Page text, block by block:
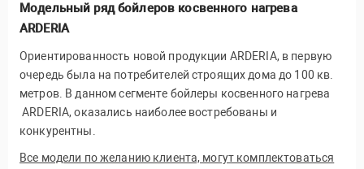
Модельный ряд бойлеров косвенного нагрева
ARDERIA
Ориентированность новой продукции ARDERIA, в первую
очередь была на потребителей строящих дома до 100 кв.
метров. В данном сегменте бойлеры косвенного нагрева
ARDERIA, оказались наиболее востребованы и
конкурентны.
Все модели по желанию клиента, могут комплектоваться